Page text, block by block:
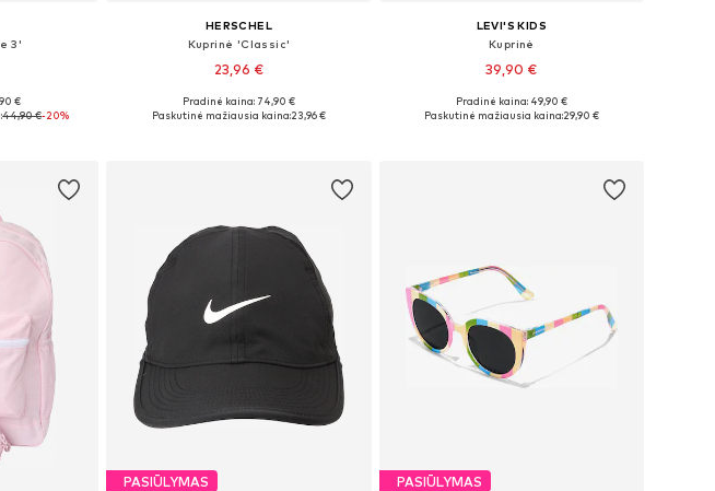
3'
Size
€
44,90 €-20%
HERSCHEL
Kuprinė 'Classic'
23,96 €
Galimi dydžiai: One Size
Pradinė kaina: 74,90 €
Paskutinė mažiausia kaina:23,96 €
LEVI'S KIDS
Kuprinė
39,90 €
Galimi dydžiai: One Size
Pradinė kaina: 49,90 €
Paskutinė mažiausia kaina:29,90 €
PASIŪLYMAS PASIŪLYMAS